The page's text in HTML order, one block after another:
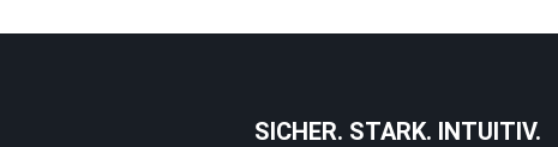
SICHER. STARK. INTUITIV.